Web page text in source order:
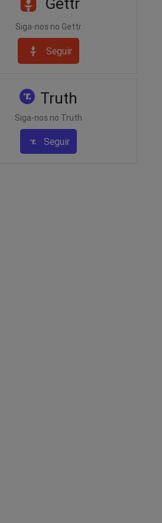
Siga-nos no Gettr
Seguir
Truth
Siga-nos no Truth
Seguir